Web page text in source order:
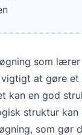
som lærer
at gøre
kan en god
struktur kan
som gør